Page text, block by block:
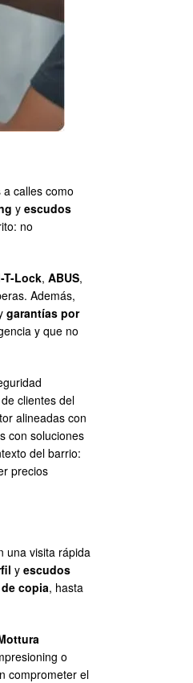
calles como
y escudos
no
T-Lock, ABUS,
Además,
garantías por
y que no
clientes del
alineadas con
con soluciones
del barrio:
precios
una visita rápida
y escudos
copia, hasta
o
comprometer el